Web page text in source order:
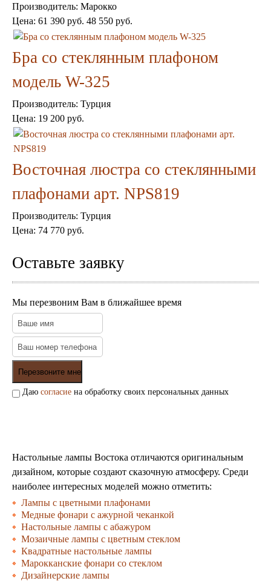
Подушки
Салфетницы
Свечи и подсвечники
Шкатулки
Хлопковые
Шерстяные
Тажины
Чайники и кофейники
Наборы чайные и кофейные
Подносы
Сахарницы, конфетницы,
Пиалы, чаши, салатники
Производитель: Марокко
Цена: 61 390 руб. 48 550 руб.
Бра со стеклянным плафоном
модель W-325
Производитель: Турция
Цена: 19 200 руб.
Восточная люстра со стеклянными
плафонами арт. NPS819
Производитель: Турция
Цена: 74 770 руб.
Оставьте заявку
Мы перезвоним Вам в ближайшее время
Даю согласие на обработку своих персональных данных
Настольные лампы Востока отличаются оригинальным
дизайном, которые создают сказочную атмосферу. Среди
наиболее интересных моделей можно отметить:
Лампы с цветными плафонами
Медные фонари с ажурной чеканкой
Настольные лампы с абажуром
Мозаичные лампы с цветным стеклом
Квадратные настольные лампы
Марокканские фонари со стеклом
Дизайнерские лампы